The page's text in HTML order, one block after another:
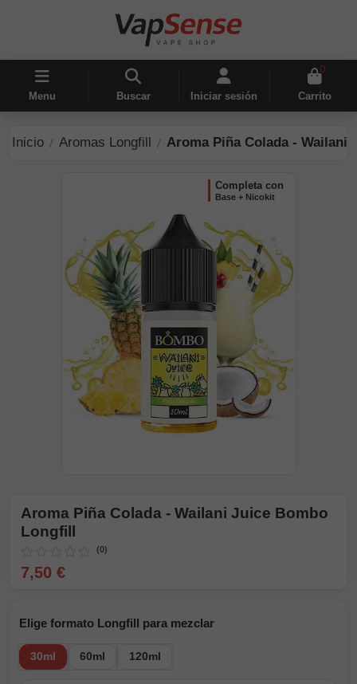
Menu Buscar Iniciar sesión
0
Carrito
Inicio Aromas Longfill Aroma Piña Colada - Wailani
completa con
Base + Nicokit
Aroma Piña Colada - Wailani Juice Bombo
Longfill
(0)
7,50 €
Elige formato Longfill para mezclar
30ml 60ml 120ml